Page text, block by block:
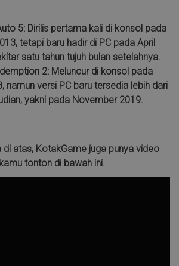
5: Dirilis pertama kali di konsol pada
tetapi baru hadir di PC pada April
satu tahun tujuh bulan setelahnya.
2: Meluncur di konsol pada
namun versi PC baru tersedia lebih dari
yakni pada November 2019.
di atas, KotakGame juga punya video
tonton di bawah ini.